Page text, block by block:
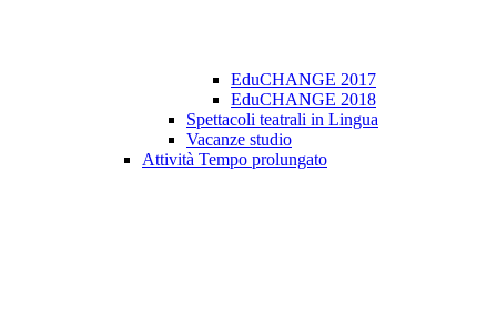
EduCHANGE 2017
EduCHANGE 2018
Spettacoli teatrali in Lingua
Vacanze studio
Attività Tempo prolungato